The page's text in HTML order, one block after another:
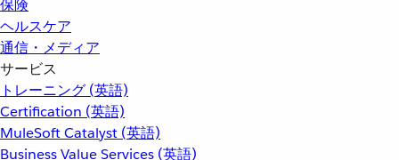
保険
ヘルスケア
通信・メディア
サービス
トレーニング (英語)
Certification (英語)
MuleSoft Catalyst (英語)
Business Value Services (英語)